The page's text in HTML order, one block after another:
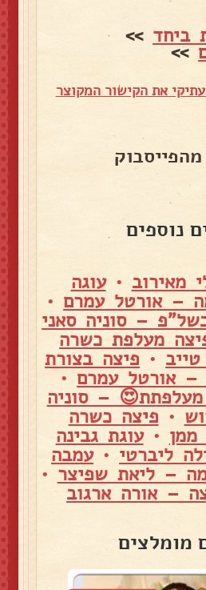
ביחד >>
>>
את הקישור המקוצר
נוספים
מאירוב •עוגה
– אורטל עמרם •
– סוניה סאני
מעלפת כשרה
• פיצה בצורת
אורטל עמרם •
– סוניה
• פיצה כשרה
•עוגת גבינה
ליברטי •עמבה
– ליאת שפיצר •
– אורה ארגוב
מומלצים